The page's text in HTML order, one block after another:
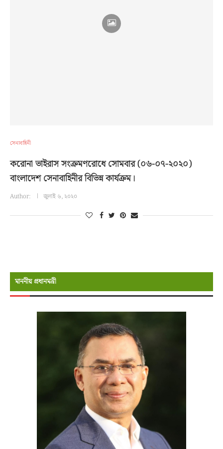
সেনাবাহিনী
করোনা ভাইরাস সংক্রমণরোধে সোমবার (০৬-০৭-২০২০)
বাংলাদেশ সেনাবাহিনীর বিভিন্ন কার্যক্রম।
Author: জুলাই ৬, ২০২০
মাননীয় প্রধানমন্রী